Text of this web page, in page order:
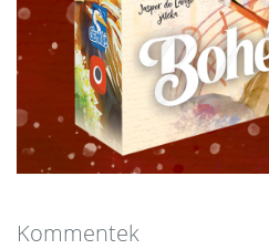
Kommentek